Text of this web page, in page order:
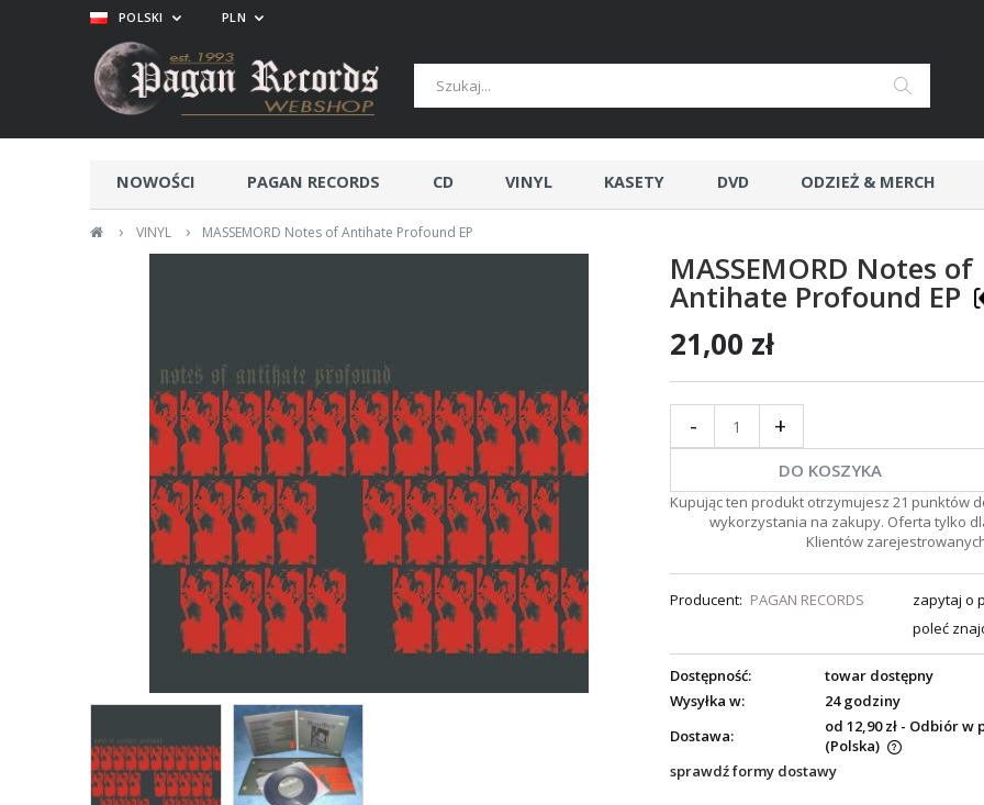
NOWOŚCI PAGAN RECORDS CD VINYL KASETY DVD ODZIEŻ & MERCH
› VINYL › MASSEMORD Notes of Antihate Profound EP
POLSKI PLN
MASSEMORD Notes of
Antihate Profound EP
21,00 zł
- +
DO KOSZYKA
Kupując ten produkt otrzymujesz 21 punktów
wykorzystania na zakupy. Oferta tylko
Klientów
Producent: PAGAN RECORDS
zapytaj o
poleć
Dostępność:
towar dostępny
Wysyłka w:
24 godziny
Dostawa:
od 12,90 zł - Odbiór w
(Polska)
sprawdź formy dostawy